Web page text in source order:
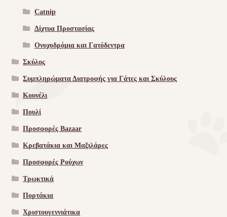
Catnip
Δίχτυα Προστασίας
Ονυχοδρόμια και Γατόδεντρα
Σκύλος
Συμπληρώματα Διατροφής για Γάτες και Σκύλους
Κουνέλι
Πουλί
Προσφορές Bazaar
Κρεβατάκια και Μαξιλάρες
Προσφορές Ρούχων
Τρωκτικά
Πορτάκια
Χριστουγεννιάτικα